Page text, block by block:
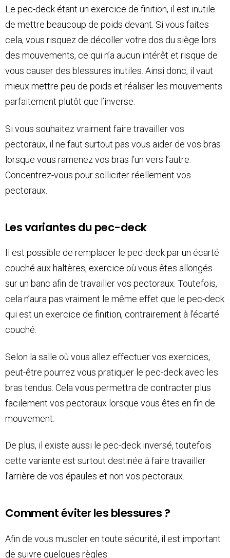
Le pec-deck étant un exercice de finition, il est inutile
de mettre beaucoup de poids devant. Si vous faites
cela, vous risquez de décoller votre dos du siège lors
des mouvements, ce qui n’a aucun intérêt et risque de
vous causer des blessures inutiles. Ainsi donc, il vaut
mieux mettre peu de poids et réaliser les mouvements
parfaitement plutôt que l’inverse.
Si vous souhaitez vraiment faire travailler vos
pectoraux, il ne faut surtout pas vous aider de vos bras
lorsque vous ramenez vos bras l’un vers l’autre.
Concentrez-vous pour solliciter réellement vos
pectoraux.
Les variantes du pec-deck
Il est possible de remplacer le pec-deck par un écarté
couché aux haltères, exercice où vous êtes allongés
sur un banc afin de travailler vos pectoraux. Toutefois,
cela n’aura pas vraiment le même effet que le pec-deck
qui est un exercice de finition, contrairement à l’écarté
couché.
Selon la salle où vous allez effectuer vos exercices,
peut-être pourrez vous pratiquer le pec-deck avec les
bras tendus. Cela vous permettra de contracter plus
facilement vos pectoraux lorsque vous êtes en fin de
mouvement.
De plus, il existe aussi le pec-deck inversé, toutefois
cette variante est surtout destinée à faire travailler
l’arrière de vos épaules et non vos pectoraux.
Comment éviter les blessures ?
Afin de vous muscler en toute sécurité, il est important
de suivre quelques règles.